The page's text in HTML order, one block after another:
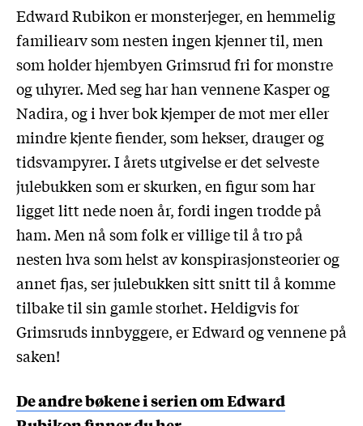
Edward Rubikon er monsterjeger, en hemmelig
familiearv som nesten ingen kjenner til, men
som holder hjembyen Grimsrud fri for monstre
og uhyrer. Med seg har han vennene Kasper og
Nadira, og i hver bok kjemper de mot mer eller
mindre kjente fiender, som hekser, drauger og
tidsvampyrer. I årets utgivelse er det selveste
julebukken som er skurken, en figur som har
ligget litt nede noen år, fordi ingen trodde på
ham. Men nå som folk er villige til å tro på
nesten hva som helst av konspirasjonsteorier og
annet fjas, ser julebukken sitt snitt til å komme
tilbake til sin gamle storhet. Heldigvis for
Grimsruds innbyggere, er Edward og vennene på
saken!
De andre bøkene i serien om Edward